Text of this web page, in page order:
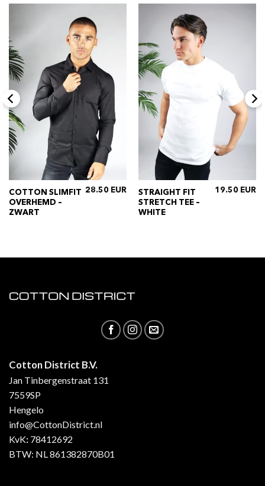
COTTON SLIMFIT
OVERHEMD –
ZWART
28.50
STRAIGHT FIT
STRETCH TEE –
WHITE
19.50
Cotton District B.V.
Jan Tinbergenstraat 131
7559SP
Hengelo
info@CottonDistrict.nl
KvK: 78412692
BTW: NL 861382870B01